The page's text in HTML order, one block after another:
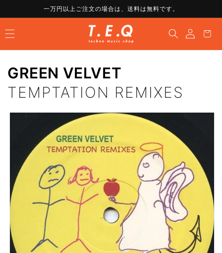
進む
一万円以上ご注文の場合は、送料は無料です。
グ
イ
ン
ー
GREEN VELVET
TEMPTATION REMIXES
商品情